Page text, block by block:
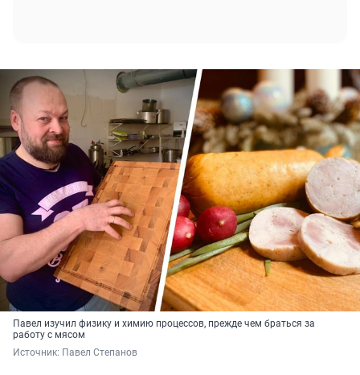
Павел изучил физику и химию процессов, прежде чем браться за
работу с мясом
Источник: Павел Степанов